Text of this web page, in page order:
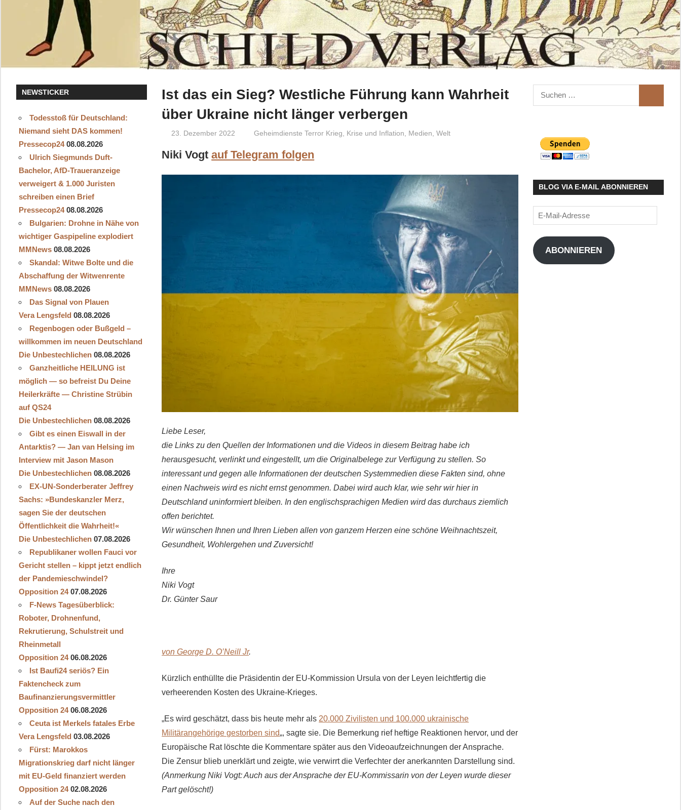
Ist das ein Sieg? Westliche Führung kann Wahrheit
über Ukraine nicht länger verbergen
23. Dezember 2022 Niki Vogt
Geheimdienste Terror Krieg Krise und Inflation Medien Welt
Niki Vogtauf Telegram folgen
Liebe Leser,
die Links zu den Quellen der Informationen und die Videos in diesem Beitrag habe ich
herausgesucht, verlinkt und eingestellt, um die Originalbelege zur Verfügung zu stellen. So
interessant und gegen alle Informationen der deutschen Systemmedien diese Fakten sind, ohne
einen Nachweis wird es nicht ernst genommen. Dabei wird auch klar, wie sehr wir hier in
Deutschland uninformiert bleiben. In den englischsprachigen Medien wird das durchaus ziemlich
offen berichtet.
Wir wünschen Ihnen und Ihren Lieben allen von ganzem Herzen eine schöne Weihnachtszeit,
Gesundheit, Wohlergehen und Zuversicht!
Ihre
Niki Vogt
Dr. Günter Saur
von George D. O’Neill Jr.
Kürzlich enthüllte die Präsidentin der EU-Kommission Ursula von der Leyen leichtfertig die
verheerenden Kosten des Ukraine-Krieges.
„Es wird geschätzt, dass bis heute mehr als 20.000 Zivilisten und 100.000 ukrainische
Militärangehörige gestorben sind„, sagte sie. Die Bemerkung rief heftige Reaktionen hervor, und der
Europäische Rat löschte die Kommentare später aus den Videoaufzeichnungen der Ansprache.
Die Zensur blieb unerklärt und zeigte, wie verwirrt die Verfechter der anerkannten Darstellung sind.
(Anmerkung Niki Vogt: Auch aus der Ansprache der EU-Kommissarin von der Leyen wurde dieser
Part gelöscht!)
NEWSTICKER
Todesstoß für Deutschland:
Niemand sieht DAS kommen!
Pressecop24 08.08.2026
Ulrich Siegmunds Duft-
Bachelor, AfD-Traueranzeige
verweigert & 1.000 Juristen
schreiben einen Brief
Pressecop24 08.08.2026
Bulgarien: Drohne in Nähe von
wichtiger Gaspipeline explodiert
MMNews 08.08.2026
Skandal: Witwe Bolte und die
Abschaffung der Witwenrente
MMNews 08.08.2026
Das Signal von Plauen
Vera Lengsfeld 08.08.2026
Regenbogen oder Bußgeld –
willkommen im neuen Deutschland
Die Unbestechlichen 08.08.2026
Ganzheitliche HEILUNG ist
möglich — so befreist Du Deine
Heilerkräfte — Christine Strübin
auf QS24
Die Unbestechlichen 08.08.2026
Gibt es einen Eiswall in der
Antarktis? — Jan van Helsing im
Interview mit Jason Mason
Die Unbestechlichen 08.08.2026
EX-UN-Sonderberater Jeffrey
Sachs: »Bundeskanzler Merz,
sagen Sie der deutschen
Öffentlichkeit die Wahrheit!«
Die Unbestechlichen 07.08.2026
Republikaner wollen Fauci vor
Gericht stellen – kippt jetzt endlich
der Pandemieschwindel?
Opposition 24 07.08.2026
F-News Tagesüberblick:
Roboter, Drohnenfund,
Rekrutierung, Schulstreit und
Rheinmetall
Opposition 24 06.08.2026
Ist Baufi24 seriös? Ein
Faktencheck zum
Baufinanzierungsvermittler
Opposition 24 06.08.2026
Ceuta ist Merkels fatales Erbe
Vera Lengsfeld 03.08.2026
Fürst: Marokkos
Migrationskrieg darf nicht länger
mit EU-Geld finanziert werden
Opposition 24 02.08.2026
Auf der Suche nach den
Suchen
nach:
BLOG VIA E-MAIL ABONNIEREN
E-
Mail-
Adresse
ABONNIEREN